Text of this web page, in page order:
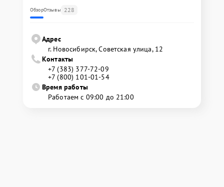
ОбзорОтзывы 228
Адрес
г. Новосибирск, Советская улица, 12
Контакты
+7 (383) 377-72-09
+7 (800) 101-01-54
Время работы
Работаем с 09:00 до 21:00